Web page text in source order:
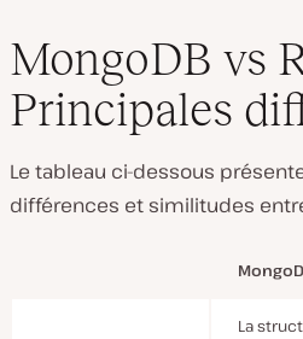
MongoDB vs
Principales
Le tableau ci-dessous
différences et similitudes
La